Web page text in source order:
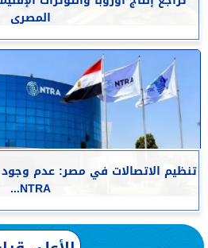
المصرى
NTRA...